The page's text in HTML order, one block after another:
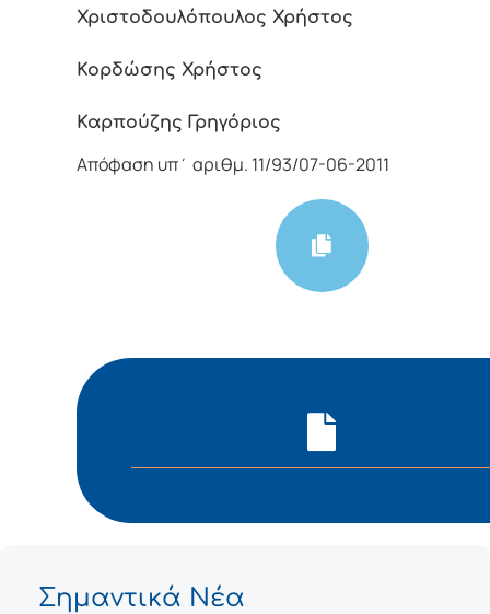
Χριστοδουλόπουλος Χρήστος
Κορδώσης Χρήστος
Καρπούζης Γρηγόριος
Απόφαση υπ΄ αριθμ. 11/93/07-06-2011
Σημαντικά Νέα